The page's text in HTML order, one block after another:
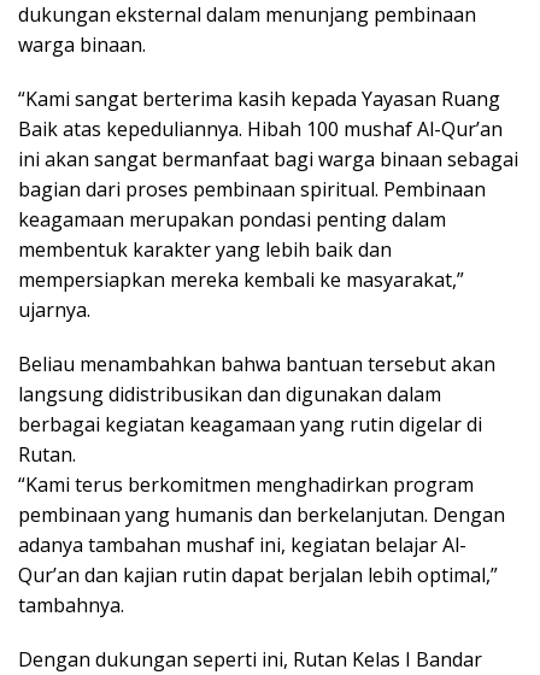
dukungan eksternal dalam menunjang pembinaan
warga binaan.
“Kami sangat berterima kasih kepada Yayasan Ruang
Baik atas kepeduliannya. Hibah 100 mushaf Al-Qur’an
ini akan sangat bermanfaat bagi warga binaan sebagai
bagian dari proses pembinaan spiritual. Pembinaan
keagamaan merupakan pondasi penting dalam
membentuk karakter yang lebih baik dan
mempersiapkan mereka kembali ke masyarakat,”
ujarnya.
Beliau menambahkan bahwa bantuan tersebut akan
langsung didistribusikan dan digunakan dalam
berbagai kegiatan keagamaan yang rutin digelar di
Rutan.
“Kami terus berkomitmen menghadirkan program
pembinaan yang humanis dan berkelanjutan. Dengan
adanya tambahan mushaf ini, kegiatan belajar Al-
Qur’an dan kajian rutin dapat berjalan lebih optimal,”
tambahnya.
Dengan dukungan seperti ini, Rutan Kelas I Bandar